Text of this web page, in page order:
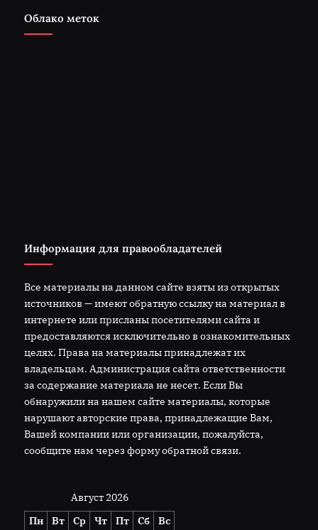
Облако меток
Информация для правообладателей
Все материалы на данном сайте взяты из открытых
источников — имеют обратную ссылку на материал в
интернете или присланы посетителями сайта и
предоставляются исключительно в ознакомительных
целях. Права на материалы принадлежат их
владельцам. Администрация сайта ответственности
за содержание материала не несет. Если Вы
обнаружили на нашем сайте материалы, которые
нарушают авторские права, принадлежащие Вам,
Вашей компании или организации, пожалуйста,
сообщите нам через форму обратной связи.
Август 2026
Пн
Вт Ср Чт Пт Сб Вс